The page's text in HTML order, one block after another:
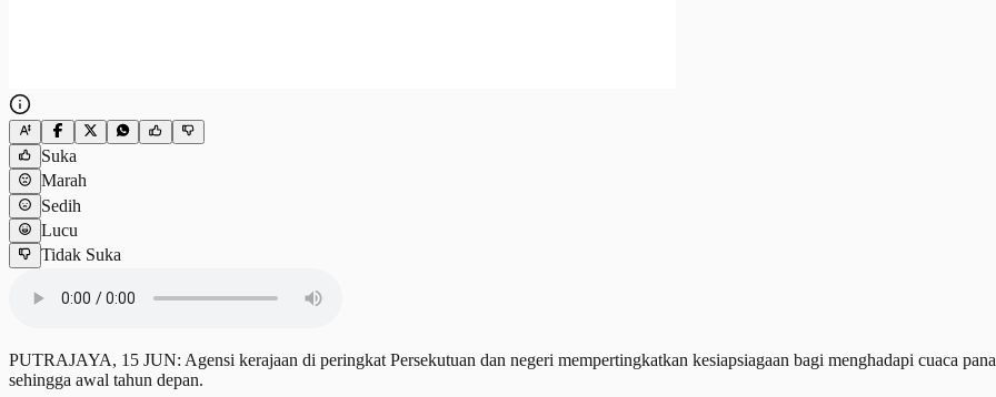
Suka
Marah
Sedih
Lucu
Tidak Suka
PUTRAJAYA, 15 JUN: Agensi kerajaan di peringkat Persekutuan dan negeri mempertingkatkan kesiapsiagaan bagi menghadapi cuaca
sehingga awal tahun depan.